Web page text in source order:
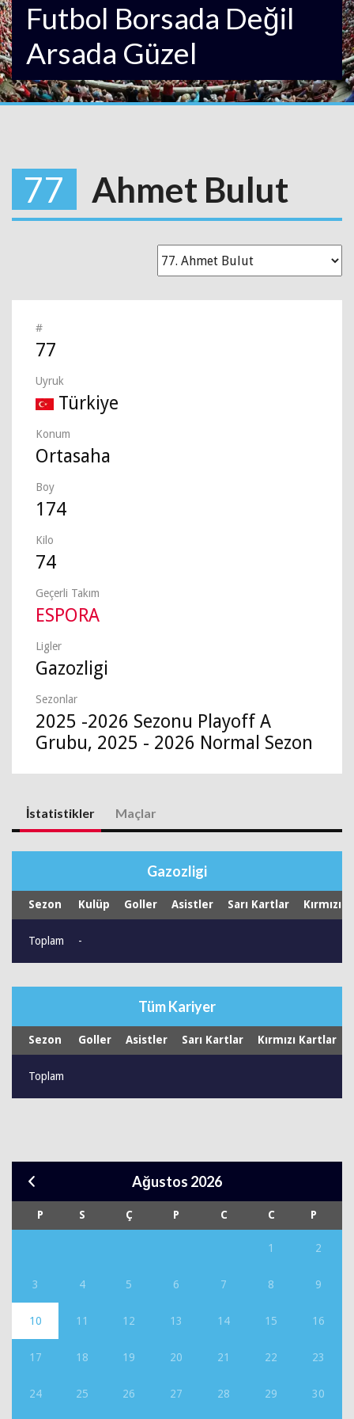
Futbol Borsada Değil
Arsada Güzel
77 Ahmet Bulut
#
77
Uyruk
Türkiye
Konum
Ortasaha
Boy
174
Kilo
74
Geçerli Takım
ESPORA
Ligler
Gazozligi
Sezonlar
2025 -2026 Sezonu Playoff A
Grubu, 2025 - 2026 Normal Sezon
İstatistikler Maçlar
Gazozligi
Sezon Kulüp Goller Asistler Sarı Kartlar Kırmızı
Toplam -
Tüm Kariyer
Sezon Goller Asistler Sarı Kartlar Kırmızı Kartlar
Toplam
Ağustos 2026
P S Ç P C C P
1 2
3 4 5 6 7 8 9
10 11 12 13 14 15 16
17 18 19 20 21 22 23
24 25 26 27 28 29 30